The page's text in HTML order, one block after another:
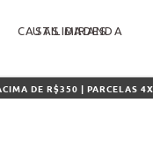
DE R$350 | PARCELAS